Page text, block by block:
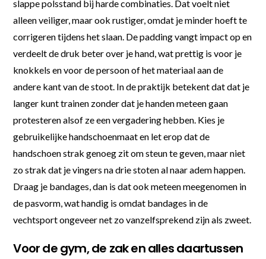
slappe polsstand bij harde combinaties. Dat voelt niet
alleen veiliger, maar ook rustiger, omdat je minder hoeft te
corrigeren tijdens het slaan. De padding vangt impact op en
verdeelt de druk beter over je hand, wat prettig is voor je
knokkels en voor de persoon of het materiaal aan de
andere kant van de stoot. In de praktijk betekent dat dat je
langer kunt trainen zonder dat je handen meteen gaan
protesteren alsof ze een vergadering hebben. Kies je
gebruikelijke handschoenmaat en let erop dat de
handschoen strak genoeg zit om steun te geven, maar niet
zo strak dat je vingers na drie stoten al naar adem happen.
Draag je bandages, dan is dat ook meteen meegenomen in
de pasvorm, wat handig is omdat bandages in de
vechtsport ongeveer net zo vanzelfsprekend zijn als zweet.
Voor de gym, de zak en alles daartussen